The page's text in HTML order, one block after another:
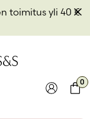
toimitus yli 40 €
0